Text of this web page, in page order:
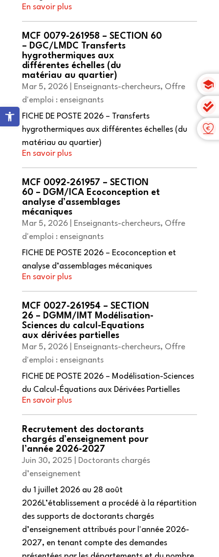
Ouvrir la barre d’outils
MCF 0079-261958 – SECTION 60
– DGC/LMDC Transferts
hygrothermiques aux
différentes échelles (du
matériau au quartier)
Mar 5, 2026| Enseignants-chercheurs, Offre
d'emploi : enseignants
FICHE DE POSTE 2026 – Transferts
hygrothermiques aux différentes échelles (du
matériau au quartier)
MCF 0092-261957 – SECTION
60 – DGM/ICA Ecoconception et
analyse d’assemblages
mécaniques
Mar 5, 2026| Enseignants-chercheurs, Offre
d'emploi : enseignants
FICHE DE POSTE 2026 – Ecoconception et
analyse d’assemblages mécaniques
MCF 0027-261954 – SECTION
26 – DGMM/IMT Modélisation-
Sciences du calcul-Equations
aux dérivées partielles
Mar 5, 2026| Enseignants-chercheurs, Offre
d'emploi : enseignants
FICHE DE POSTE 2026 – Modélisation-Sciences
du Calcul-Équations aux Dérivées Partielles
Recrutement des doctorants
chargés d’enseignement pour
l’année 2026-2027
Juin 30, 2025
Doctorants chargés
d’enseignement
du 1 juillet 2026 au 28 août
2026L’établissement a procédé à la répartition
des supports de doctorants chargés
d’enseignement attribués pour l'année 2026-
2027, en tenant compte des demandes